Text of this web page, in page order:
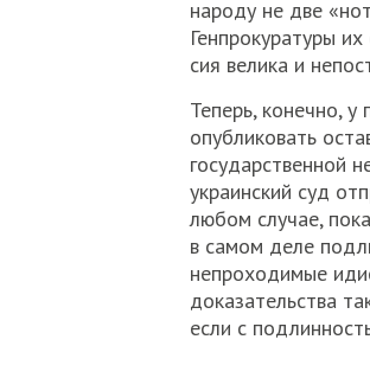
народу не две
Генпрокуратуры
сия велика и
Теперь, конечно,
опубликовать
государственной
украинский суд
любом случае,
в самом деле
непроходимые
доказательства
если с